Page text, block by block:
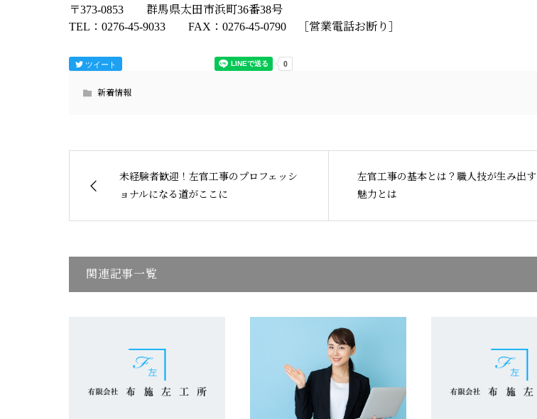
〒373-0853 群馬県太田市浜町36番38号
TEL：0276-45-9033 FAX：0276-45-0790 ［営業電話お断り］
ツイート
新着情報
未経験者歓迎！左官工事のプロフェッシ
ョナルになる道がここに
左官工事の基本とは？職人技が生み出す
魅力とは
関連記事一覧